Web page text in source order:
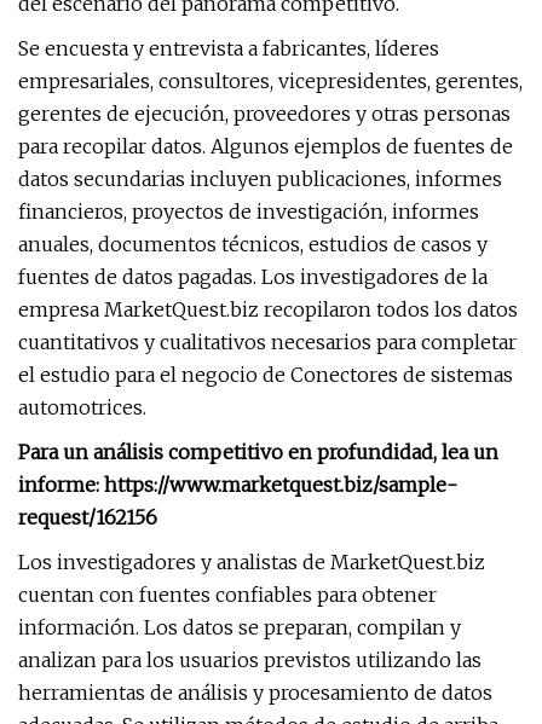
Se encuesta y entrevista a fabricantes, líderes
empresariales, consultores, vicepresidentes, gerentes,
gerentes de ejecución, proveedores y otras personas
para recopilar datos. Algunos ejemplos de fuentes de
datos secundarias incluyen publicaciones, informes
financieros, proyectos de investigación, informes
anuales, documentos técnicos, estudios de casos y
fuentes de datos pagadas. Los investigadores de la
empresa MarketQuest.biz recopilaron todos los datos
cuantitativos y cualitativos necesarios para completar
el estudio para el negocio de Conectores de sistemas
automotrices.
Para un análisis competitivo en profundidad, lea un
informe: https://www.marketquest.biz/sample-
request/162156
Los investigadores y analistas de MarketQuest.biz
cuentan con fuentes confiables para obtener
información. Los datos se preparan, compilan y
analizan para los usuarios previstos utilizando las
herramientas de análisis y procesamiento de datos